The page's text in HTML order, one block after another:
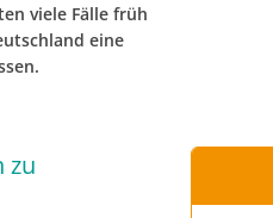
viele Fälle früh
eine
zu